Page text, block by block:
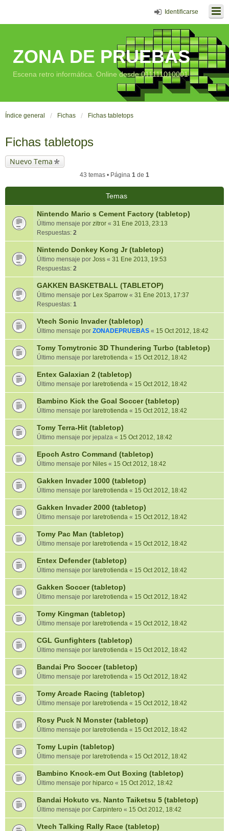
Identificarse
ZONA DE PRUEBAS
Escena retro informática. Online desde 011111010001
Índice general Fichas Fichas tabletops
Fichas tabletops
Nuevo Tema
43 temas • Página 1 de 1
Temas
Nintendo Mario s Cement Factory (tabletop)
Último mensaje por zitror « 31 Ene 2013, 23:13
Respuestas: 2
Nintendo Donkey Kong Jr (tabletop)
Último mensaje por Joss « 31 Ene 2013, 19:53
Respuestas: 2
GAKKEN BASKETBALL (TABLETOP)
Último mensaje por Lex Sparrow « 31 Ene 2013, 17:37
Respuestas: 1
Vtech Sonic Invader (tabletop)
Último mensaje por ZONADEPRUEBAS « 15 Oct 2012, 18:42
Tomy Tomytronic 3D Thundering Turbo (tabletop)
Último mensaje por laretrotienda « 15 Oct 2012, 18:42
Entex Galaxian 2 (tabletop)
Último mensaje por laretrotienda « 15 Oct 2012, 18:42
Bambino Kick the Goal Soccer (tabletop)
Último mensaje por laretrotienda « 15 Oct 2012, 18:42
Tomy Terra-Hit (tabletop)
Último mensaje por jepalza « 15 Oct 2012, 18:42
Epoch Astro Command (tabletop)
Último mensaje por Niles « 15 Oct 2012, 18:42
Gakken Invader 1000 (tabletop)
Último mensaje por laretrotienda « 15 Oct 2012, 18:42
Gakken Invader 2000 (tabletop)
Último mensaje por laretrotienda « 15 Oct 2012, 18:42
Tomy Pac Man (tabletop)
Último mensaje por laretrotienda « 15 Oct 2012, 18:42
Entex Defender (tabletop)
Último mensaje por laretrotienda « 15 Oct 2012, 18:42
Gakken Soccer (tabletop)
Último mensaje por laretrotienda « 15 Oct 2012, 18:42
Tomy Kingman (tabletop)
Último mensaje por laretrotienda « 15 Oct 2012, 18:42
CGL Gunfighters (tabletop)
Último mensaje por laretrotienda « 15 Oct 2012, 18:42
Bandai Pro Soccer (tabletop)
Último mensaje por laretrotienda « 15 Oct 2012, 18:42
Tomy Arcade Racing (tabletop)
Último mensaje por laretrotienda « 15 Oct 2012, 18:42
Rosy Puck N Monster (tabletop)
Último mensaje por laretrotienda « 15 Oct 2012, 18:42
Tomy Lupin (tabletop)
Último mensaje por laretrotienda « 15 Oct 2012, 18:42
Bambino Knock-em Out Boxing (tabletop)
Último mensaje por hiparco « 15 Oct 2012, 18:42
Bandai Hokuto vs. Nanto Taiketsu 5 (tabletop)
Último mensaje por Carpintero « 15 Oct 2012, 18:42
Vtech Talking Rally Race (tabletop)